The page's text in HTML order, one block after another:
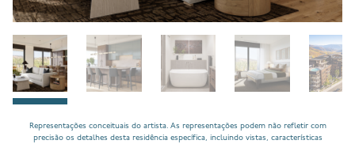
Representações conceituais do artista. As representações podem não refletir com
precisão os detalhes desta residência específica, incluindo vistas, características